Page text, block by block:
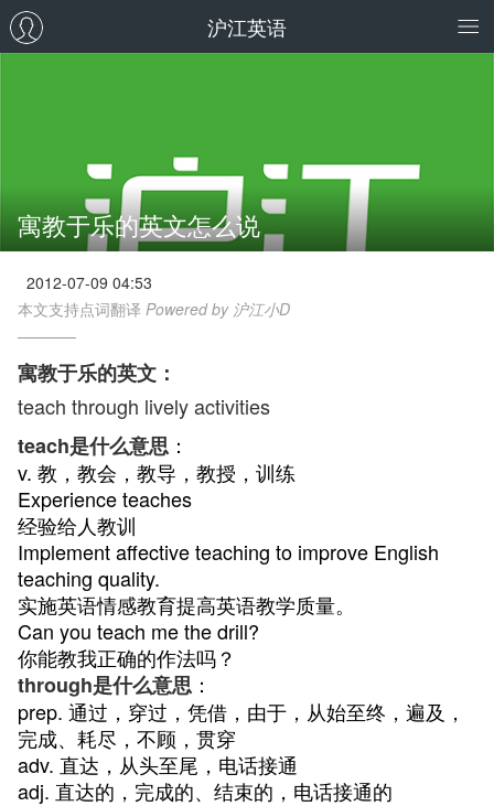
沪江英语
寓教于乐的英文怎么说
2012-07-09 04:53
本文支持点词翻译 Powered by 沪江小D
寓教于乐的英文：
teach through lively activities
teach是什么意思 ：
v. 教，教会，教导，教授，训练
Experience teaches
经验给人教训
Implement affective teaching to improve English
teaching quality.
实施英语情感教育提高英语教学质量。
Can you teach me the drill?
你能教我正确的作法吗？
through是什么意思 ：
prep. 通过，穿过，凭借，由于，从始至终，遍及，
完成、耗尽，不顾，贯穿
adv. 直达，从头至尾，电话接通
adj. 直达的，完成的、结束的，电话接通的